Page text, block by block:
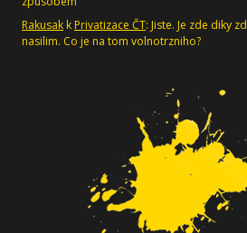
Rakusak k Privatizace ČT: Jiste. Je zde diky
nasilim. Co je na tom volnotrzniho?